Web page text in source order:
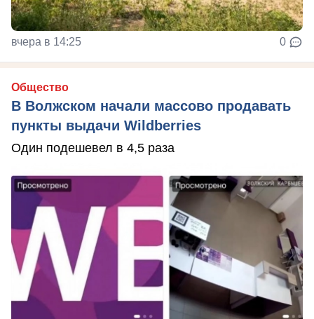
вчера в 14:25 0
Общество
В Волжском начали массово продавать
пункты выдачи Wildberries
Один подешевел в 4,5 раза